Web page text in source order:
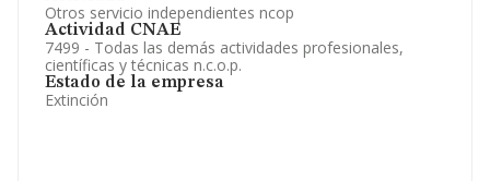
Otros servicio independientes ncop
Actividad CNAE
7499 - Todas las demás actividades profesionales,
científicas y técnicas n.c.o.p.
Estado de la empresa
Extinción